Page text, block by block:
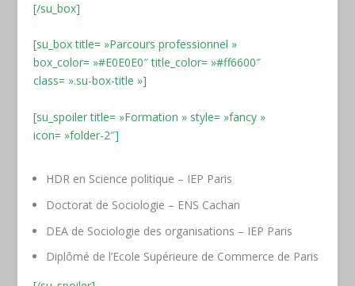
[/su_box]
[su_box title= »Parcours professionnel »
box_color= »#E0E0E0″ title_color= »#ff6600″
class= ».su-box-title »]
[su_spoiler title= »Formation » style= »fancy »
icon= »folder-2″]
HDR en Science politique – IEP Paris
Doctorat de Sociologie – ENS Cachan
DEA de Sociologie des organisations – IEP Paris
Diplômé de l’Ecole Supérieure de Commerce de Paris